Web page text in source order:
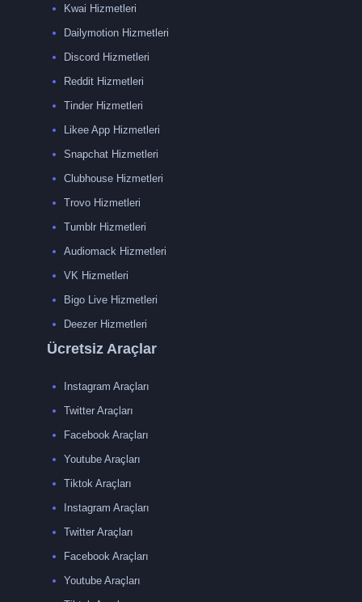
Kwai Hizmetleri
Dailymotion Hizmetleri
Discord Hizmetleri
Reddit Hizmetleri
Tinder Hizmetleri
Likee App Hizmetleri
Snapchat Hizmetleri
Clubhouse Hizmetleri
Trovo Hizmetleri
Tumblr Hizmetleri
Audiomack Hizmetleri
VK Hizmetleri
Bigo Live Hizmetleri
Deezer Hizmetleri
Ücretsiz Araçlar
Instagram Araçları
Twitter Araçları
Facebook Araçları
Youtube Araçları
Tiktok Araçları
Instagram Araçları
Twitter Araçları
Facebook Araçları
Youtube Araçları